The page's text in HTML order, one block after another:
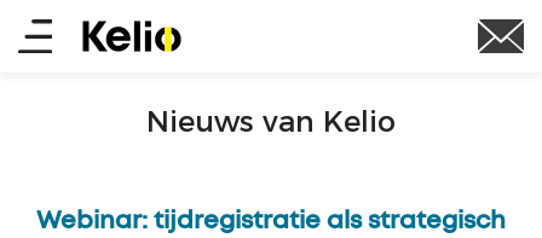
Skip
Main
Nieuws van Kelio
Webinar: tijdregistratie als strategisch